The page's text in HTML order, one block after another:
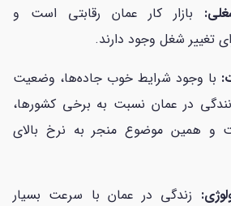
بازار کار عمان رقابتی است و
تغییر شغل وجود دارند.
با وجود شرایط خوب جاده‌ها، وضعیت
در عمان نسبت به برخی کشورها،
و همین موضوع منجر به نرخ بالای
زندگی در عمان با سرعت بسیار